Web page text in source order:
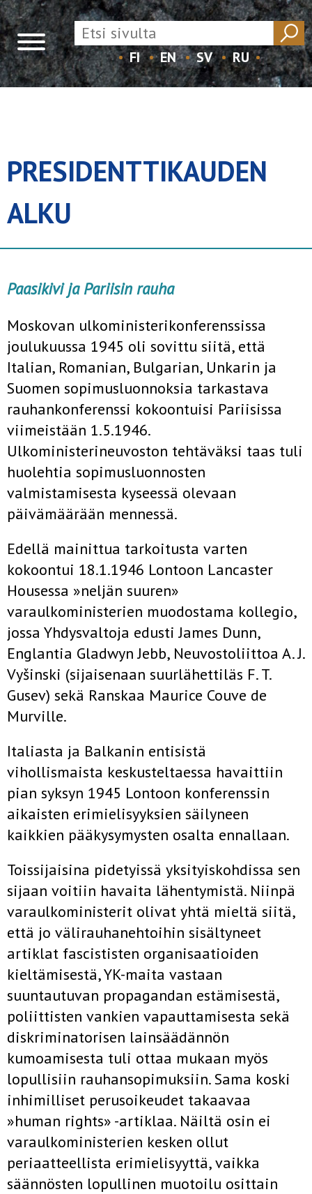
FI EN SV RU
PRESIDENTTIKAUDEN
ALKU
Paasikivi ja Pariisin rauha
Moskovan ulkoministerikonferenssissa
joulukuussa 1945 oli sovittu siitä, että
Italian, Romanian, Bulgarian, Unkarin ja
Suomen sopimusluonnoksia tarkastava
rauhankonferenssi kokoontuisi Pariisissa
viimeistään 1.5.1946.
Ulkoministerineuvoston tehtäväksi taas tuli
huolehtia sopimusluonnosten
valmistamisesta kyseessä olevaan
päivämäärään mennessä.
Edellä mainittua tarkoitusta varten
kokoontui 18.1.1946 Lontoon Lancaster
Housessa »neljän suuren»
varaulkoministerien muodostama kollegio,
jossa Yhdysvaltoja edusti James Dunn,
Englantia Gladwyn Jebb, Neuvostoliittoa A. J.
Vyšinski (sijaisenaan suurlähettiläs F. T.
Gusev) sekä Ranskaa Maurice Couve de
Murville.
Italiasta ja Balkanin entisistä
vihollismaista keskusteltaessa havaittiin
pian syksyn 1945 Lontoon konferenssin
aikaisten erimielisyyksien säilyneen
kaikkien pääkysymysten osalta ennallaan.
Toissijaisina pidetyissä yksityiskohdissa sen
sijaan voitiin havaita lähentymistä. Niinpä
varaulkoministerit olivat yhtä mieltä siitä,
että jo välirauhanehtoihin sisältyneet
artiklat fascististen organisaatioiden
kieltämisestä, YK-maita vastaan
suuntautuvan propagandan estämisestä,
poliittisten vankien vapauttamisesta sekä
diskriminatorisen lainsäädännön
kumoamisesta tuli ottaa mukaan myös
lopullisiin rauhansopimuksiin. Sama koski
inhimilliset perusoikeudet takaavaa
»human rights» -artiklaa. Näiltä osin ei
varaulkoministerien kesken ollut
periaatteellista erimielisyyttä, vaikka
säännösten lopullinen muotoilu osittain